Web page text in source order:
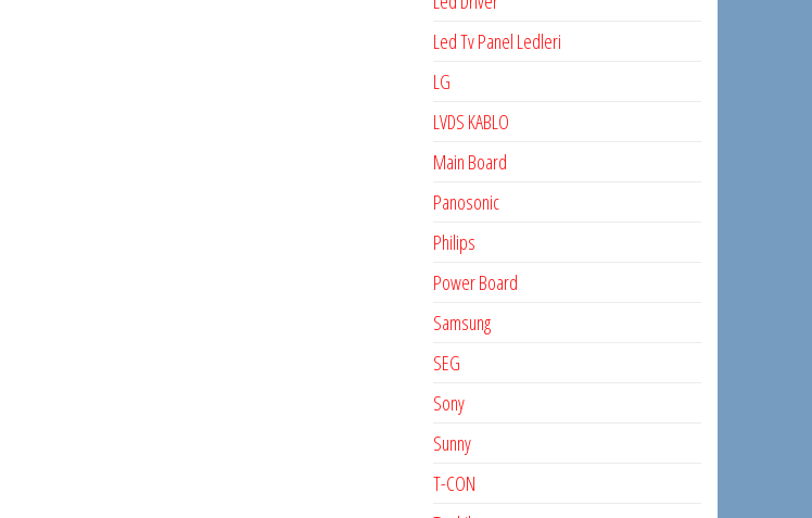
Led Tv Panel Ledleri
LG
LVDS KABLO
Main Board
Panosonic
Philips
Power Board
Samsung
SEG
Sony
Sunny
T-CON